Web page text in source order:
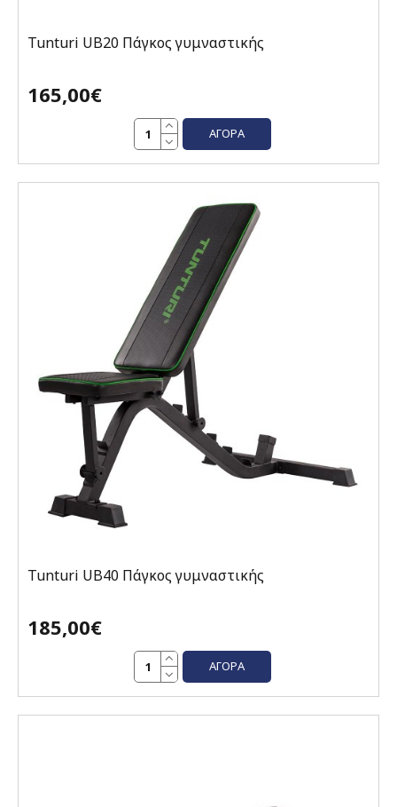
Tunturi UB20 Πάγκος γυμναστικής
165,00€
ΑΓΟΡΆ
Tunturi UB40 Πάγκος γυμναστικής
185,00€
ΑΓΟΡΆ